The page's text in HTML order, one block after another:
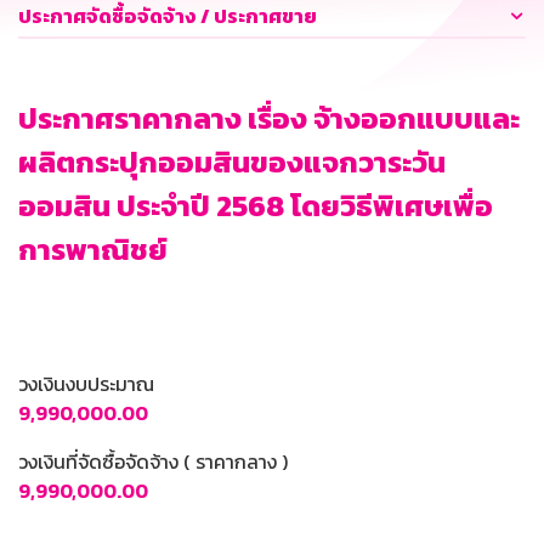
ประกาศจัดซื้อจัดจ้าง / ประกาศขาย
ประกาศราคากลาง เรื่อง จ้างออกแบบและ
ผลิตกระปุกออมสินของแจกวาระวัน
ออมสิน ประจำปี 2568 โดยวิธีพิเศษเพื่อ
การพาณิชย์
วงเงินงบประมาณ
9,990,000.00
วงเงินที่จัดซื้อจัดจ้าง ( ราคากลาง )
9,990,000.00